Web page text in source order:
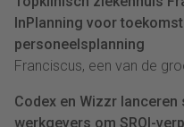
InPlanning voor
personeelsplanning
Franciscus, een van de
Codex en Wizzr
werkgevers om SROI-